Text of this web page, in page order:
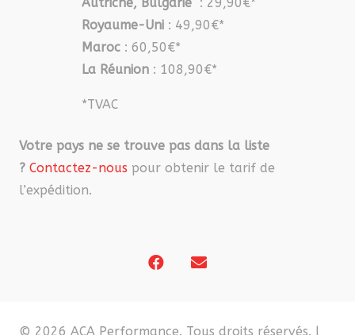
Autriche, Bulgarie : 29,90€*
Royaume-Uni : 49,90€*
Maroc : 60,50€*
La Réunion : 108,90€*
*TVAC
Votre pays ne se trouve pas dans la liste
? Contactez-nous pour obtenir le tarif de
l’expédition.
© 2026 ACA Performance. Tous droits réservés. |